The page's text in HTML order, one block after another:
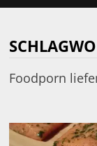
Foodporn